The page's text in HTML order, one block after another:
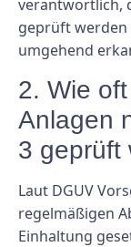
verantwortlich,
geprüft werden
umgehend
2. Wie
Anlagen
3 geprüft
Laut DGUV
regelmäßigen
Einhaltung